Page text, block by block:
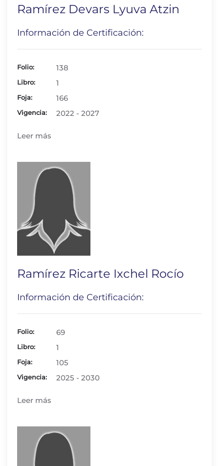
Ramírez Devars Lyuva Atzin
Información de Certificación:
Folio: 138
Libro: 1
Foja: 166
Vigencia: 2022 - 2027
Leer más
Ramírez Ricarte Ixchel Rocío
Información de Certificación:
Folio: 69
Libro: 1
Foja: 105
Vigencia: 2025 - 2030
Leer más